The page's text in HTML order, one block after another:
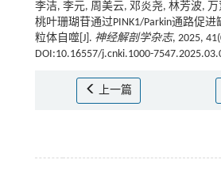
李洁, 李元, 周美云, 邓炎尧, 林芳波,
桃叶珊瑚苷通过PINK1/Parkin通路促
粒体自噬[J]. 神经解剖学杂志, 2025,
DOI:10.16557/j.cnki.1000-
上一篇